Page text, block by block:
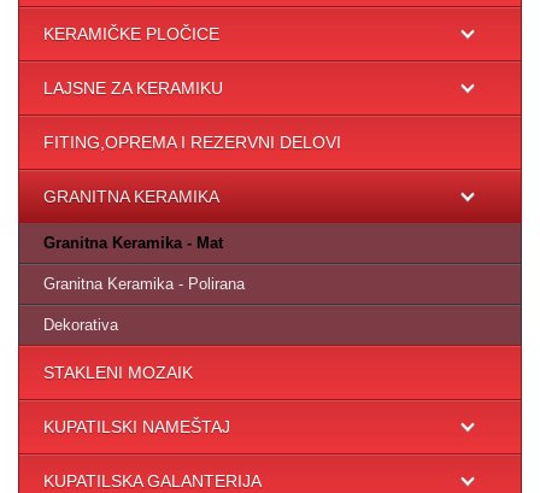
KERAMIČKE PLOČICE
LAJSNE ZA KERAMIKU
FITING,OPREMA I REZERVNI DELOVI
GRANITNA KERAMIKA
Granitna Keramika - Mat
Granitna Keramika - Polirana
Dekorativa
STAKLENI MOZAIK
KUPATILSKI NAMEŠTAJ
KUPATILSKA GALANTERIJA